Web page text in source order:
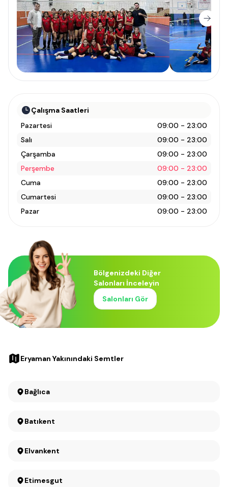
Çalışma Saatleri
Pazartesi
09:00 - 23:00
Salı
09:00 - 23:00
Çarşamba
09:00 - 23:00
Perşembe
09:00 - 23:00
Cuma
09:00 - 23:00
Cumartesi
09:00 - 23:00
Pazar
09:00 - 23:00
Bölgenizdeki Diğer
Salonları İnceleyin
Salonları Gör
Eryaman Yakınındaki Semtler
Bağlıca
Batıkent
Elvankent
Etimesgut